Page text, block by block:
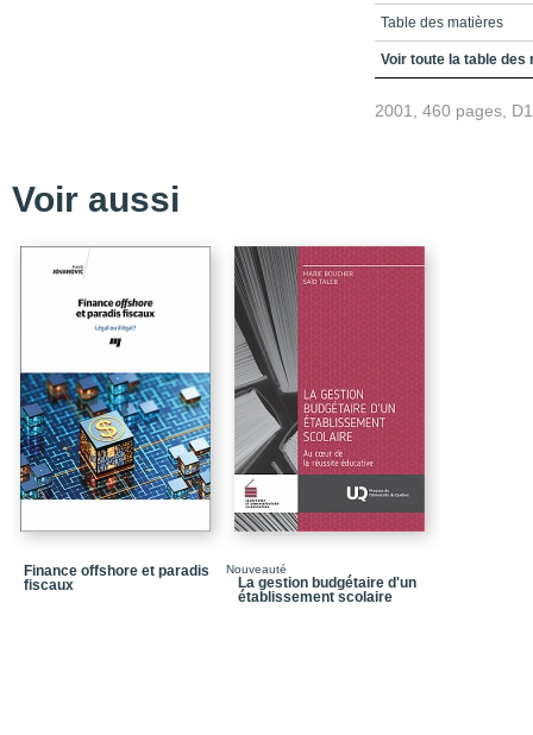
Table des matières
Avant-propos
Chapitre 4_Les
Chapitre 7_Les titres
Chapitre 9_Les fonds
Chapitre 10_Les
Chapitre 11_Le
Voir toute la table des
2001, 460 pages,
Voir aussi
Finance offshore et paradis
fiscaux
Nouveauté
La gestion budgétaire d'un
établissement scolaire